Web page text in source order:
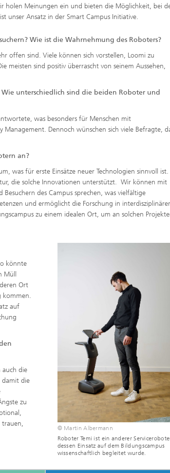
holen Meinungen ein und bieten die Möglichkeit, bei
unser Ansatz in der Smart Campus Initiative.
Wie ist die Wahrnehmung des Roboters?
offen sind. Viele können sich vorstellen, Loomi zu
meisten sind positiv überrascht von seinem Aussehen,
unterschiedlich sind die beiden Roboter und
was besonders für Menschen mit
Dennoch wünschen sich viele Befragte,
an?
was für erste Einsätze neuer Technologien sinnvoll ist.
die solche Innovationen unterstützt. Wir können mit
des Campus sprechen, was vielfältige
und ermöglicht die Forschung in
zu einem idealen Ort, um an solchen
könnte
Ort
kommen.
auf
auch die
damit die
zu
trauen,
© Martin Albermann
Roboter Temi ist ein anderer
dessen Einsatz auf dem Bildungscampus
wissenschaftlich begleitet wurde.